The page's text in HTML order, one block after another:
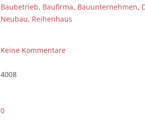
Baubetrieb, Baufirma, Bauunternehmen,
Neubau, Reihenhaus
Keine Kommentare
4008
0